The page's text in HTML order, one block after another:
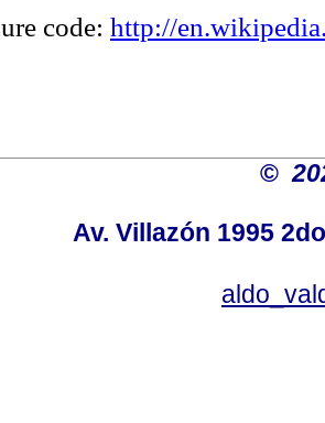
code: http://
©
Av. Villazón 1995